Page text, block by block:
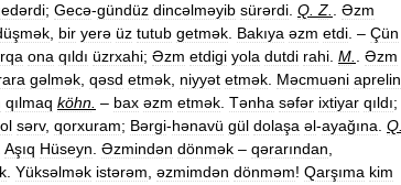
; Gecə-gündüz dincəlməyib sürərdi Q Z
Əzm
bir yerə üz tutub getmək Bakıya əzm etdi . – Çün
ona qıldı üzrxahi; Əzm etdigi yola dutdi rahi M
Əzm
gəlmək qəsd etmək niyyət etmək Məcmuəni aprelin
qılmaq köhn – bax əzm etmək Tənha səfər ixtiyar qıldı;
ol sərv, qorxuram; Bərgi-hənavü gül dolaşa əl-ayağına Q
Aşıq Hüseyn Əzmindən dönmək – qərarından
Yüksəlmək istərəm əzmimdən dönməm! Qarşıma kim